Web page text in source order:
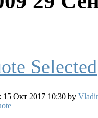
15 Окт 2017 10:30 by